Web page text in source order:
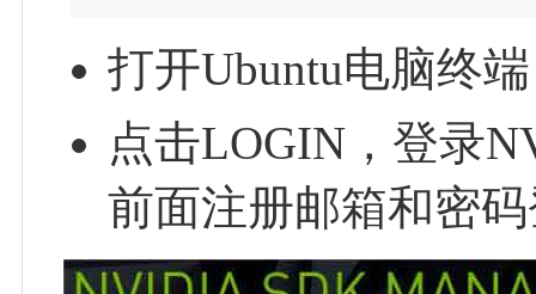
打开Ubuntu电脑终
点击LOGIN，登录
前面注册邮箱和密